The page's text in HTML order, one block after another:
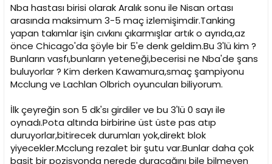
Nba hastası birisi olarak Aralık sonu ile Nisan ortası
arasında maksimum 3-5 maç izlemişimdir.Tanking
yapan takımlar işin cıvkını çıkarmışlar artık o ayrıda,az
önce Chicago'da şöyle bir 5'e denk geldim.Bu 3'lü kim ?
Bunların vasfı,bunların yeteneği,becerisi ne Nba'de şans
buluyorlar ? Kim derken Kawamura,smaç şampiyonu
Mcclung ve Lachlan Olbrich oyuncuları biliyorum.
İlk çeyreğin son 5 dk'sı girdiler ve bu 3'lü 0 sayı ile
oynadı.Pota altında birbirine üst üste pas atıp
duruyorlar,bitirecek durumları yok,direkt blok
yiyecekler.Mcclung rezalet bir şutu var.Bunlar daha çok
basit bir pozisyonda nerede duracağını bile bilmeyen